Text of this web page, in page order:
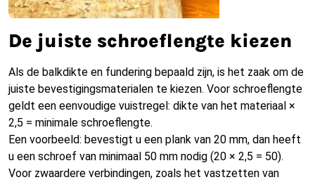
De juiste schroeflengte kiezen
Als de balkdikte en fundering bepaald zijn, is het zaak om de
juiste bevestigingsmaterialen te kiezen. Voor schroeflengte
geldt een eenvoudige vuistregel: dikte van het materiaal ×
2,5 = minimale schroeflengte.
Een voorbeeld: bevestigt u een plank van 20 mm, dan heeft
u een schroef van minimaal 50 mm nodig (20 × 2,5 = 50).
Voor zwaardere verbindingen, zoals het vastzetten van